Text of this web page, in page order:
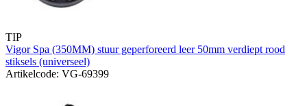
TIP
Vigor Spa (350MM) stuur geperforeerd leer 50mm verdiept rood
stiksels (universeel)
Artikelcode: VG-69399